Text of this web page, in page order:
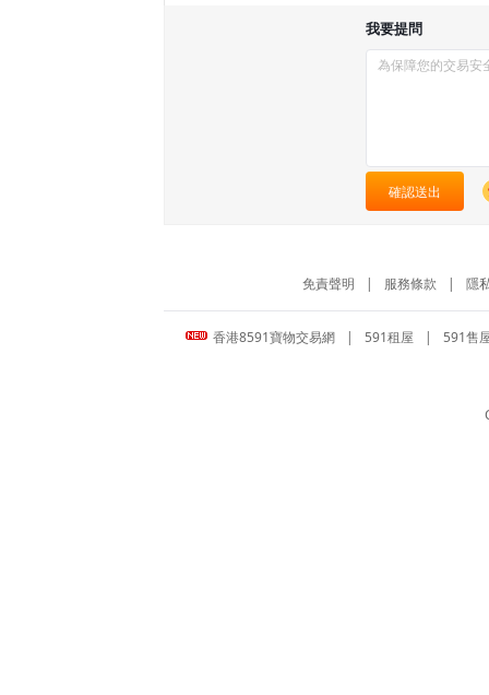
我要提問
確認送出
免責聲明 | 服務條款 | 隱
香港8591寶物交易網 | 591租屋 | 591售